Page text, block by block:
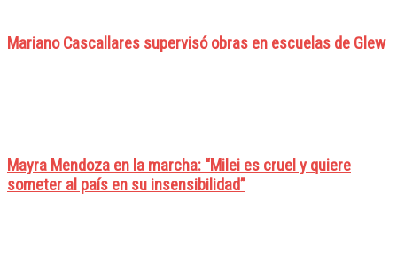
Mariano Cascallares supervisó obras en escuelas de Glew
Mayra Mendoza en la marcha: “Milei es cruel y quiere
someter al país en su insensibilidad”